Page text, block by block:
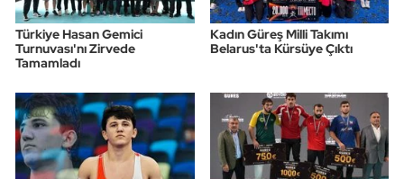
Türkiye Hasan Gemici
Turnuvası'nı Zirvede
Tamamladı
Kadın Güreş Milli Takımı
Belarus'ta Kürsüye Çıktı